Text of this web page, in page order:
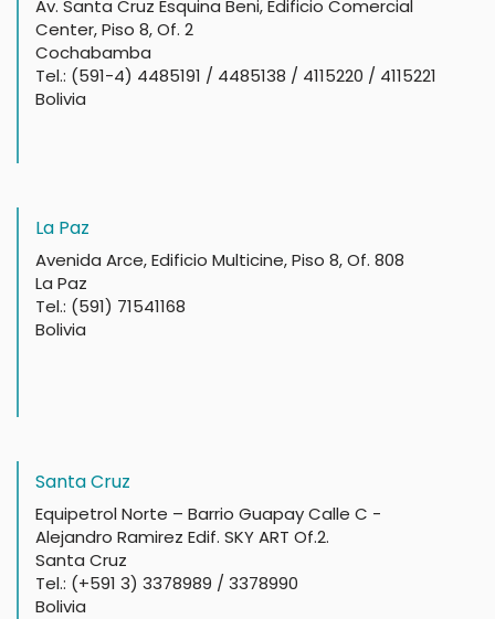
Av. Santa Cruz Esquina Beni, Edificio Comercial
Center, Piso 8, Of. 2
Cochabamba
Tel.: (591-4) 4485191 / 4485138 / 4115220 / 4115221
Bolivia
La Paz
Avenida Arce, Edificio Multicine, Piso 8, Of. 808
La Paz
Tel.: (591) 71541168
Bolivia
Santa Cruz
Equipetrol Norte – Barrio Guapay Calle C -
Alejandro Ramirez Edif. SKY ART Of.2.
Santa Cruz
Tel.: (+591 3) 3378989 / 3378990
Bolivia